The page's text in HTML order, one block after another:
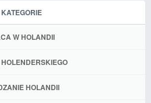
KATEGORIE
W HOLANDII
HOLANDII